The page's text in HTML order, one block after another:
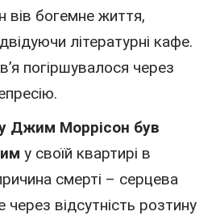
вів богемне життя,
літературні кафе.
погіршувалося через
Джим Моррісон був
у своїй квартирі в
смерті – серцева
через відсутність розтину